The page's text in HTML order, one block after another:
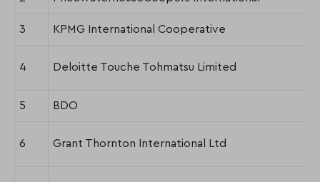
3 KPMG International Cooperative
4 Deloitte Touche Tohmatsu Limited
5 BDO
6 Grant Thornton International Ltd